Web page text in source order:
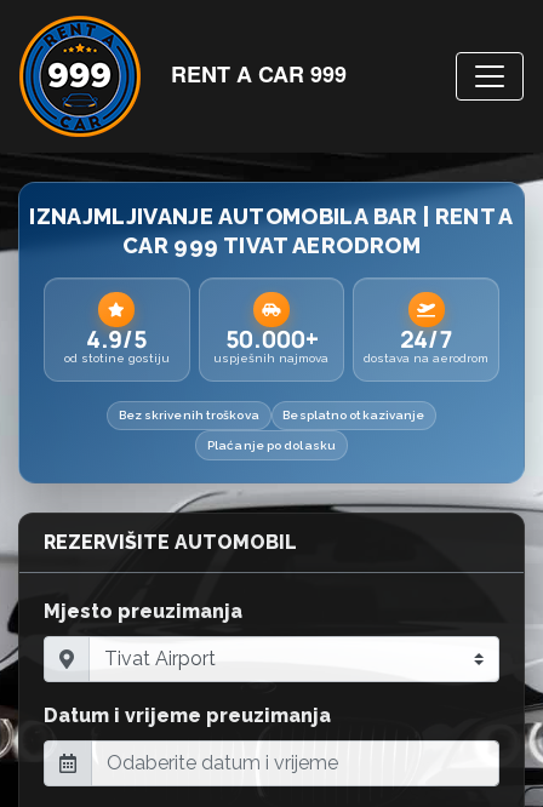
RENT A CAR 999
IZNAJMLJIVANJE AUTOMOBILA BAR | RENT A
CAR 999 TIVAT AERODROM
4.9/5
od stotine gostiju
50.000+
uspješnih najmova
24/7
dostava na aerodrom
Bez skrivenih troškova Besplatno otkazivanje
Plaćanje po dolasku
REZERVIŠITE AUTOMOBIL
Mjesto preuzimanja
Datum i vrijeme preuzimanja